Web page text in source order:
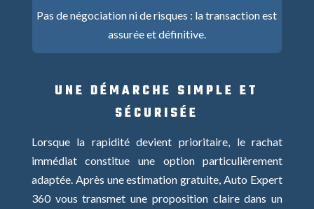
Pas de négociation ni de risques : la transaction est
assurée et définitive.
UNE DÉMARCHE SIMPLE ET
SÉCURISÉE
Lorsque la rapidité devient prioritaire, le rachat
immédiat constitue une option particulièrement
adaptée. Après une estimation gratuite, Auto Expert
360 vous transmet une proposition claire dans un